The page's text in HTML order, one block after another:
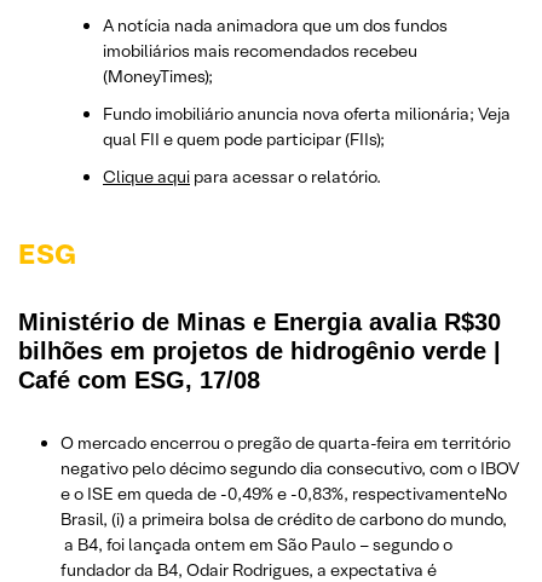
A notícia nada animadora que um dos fundos
imobiliários mais recomendados recebeu
(MoneyTimes);
Fundo imobiliário anuncia nova oferta milionária; Veja
qual FII e quem pode participar (FIIs);
Clique aqui para acessar o relatório.
ESG
Ministério de Minas e Energia avalia R$30
bilhões em projetos de hidrogênio verde |
Café com ESG, 17/08
O mercado encerrou o pregão de quarta-feira em território
negativo pelo décimo segundo dia consecutivo, com o IBOV
e o ISE em queda de -0,49% e -0,83%, respectivamenteNo
Brasil, (i) a primeira bolsa de crédito de carbono do mundo,
a B4, foi lançada ontem em São Paulo – segundo o
fundador da B4, Odair Rodrigues, a expectativa é